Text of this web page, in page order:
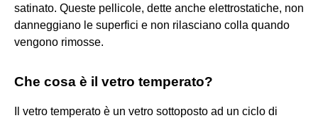
satinato. Queste pellicole, dette anche elettrostatiche, non
danneggiano le superfici e non rilasciano colla quando
vengono rimosse.
Che cosa è il vetro temperato?
Il vetro temperato è un vetro sottoposto ad un ciclo di